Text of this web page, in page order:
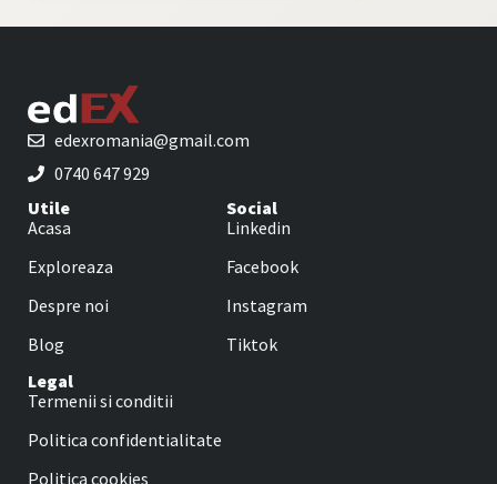
edexromania@gmail.com
0740 647 929
Utile
Acasa
Exploreaza
Despre noi
Blog
Social
Linkedin
Facebook
Instagram
Tiktok
Legal
Termenii si conditii
Politica confidentialitate
Politica cookies